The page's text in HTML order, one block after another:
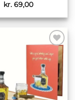
kr.69,00
Tilføj til
ønskeliste